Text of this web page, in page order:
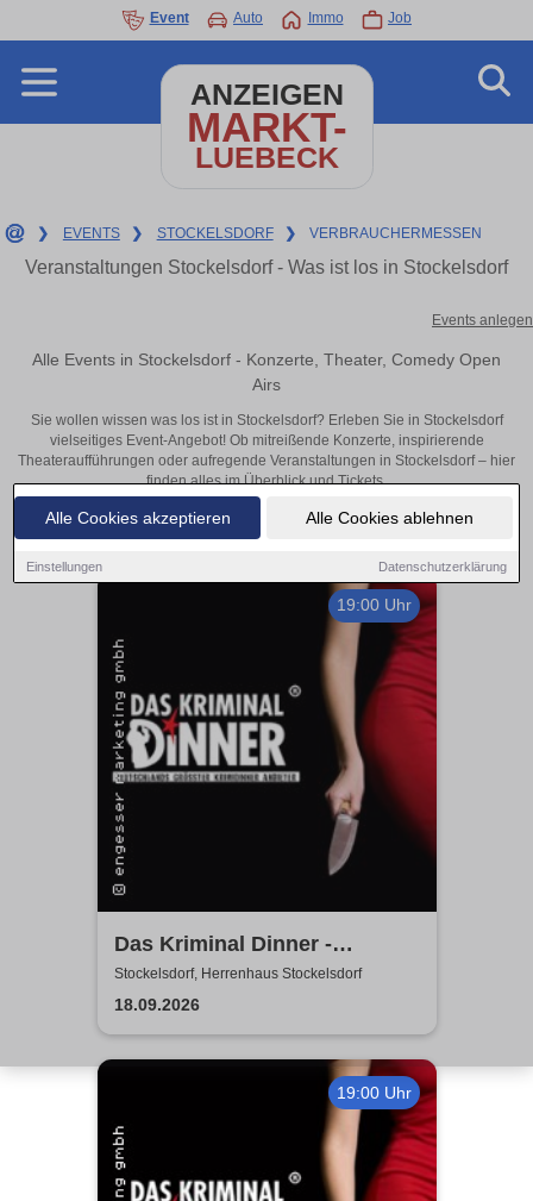
Alle Cookies akzeptieren Alle Cookies ablehnen
Einstellungen Datenschutzerklärung
Event Auto Immo Job
ANZEIGEN
MARKT-
LUEBECK
❯ EVENTS ❯ STOCKELSDORF ❯ VERBRAUCHERMESSEN
Veranstaltungen Stockelsdorf - Was ist los in Stockelsdorf
Events anlegen
Alle Events in Stockelsdorf - Konzerte, Theater, Comedy Open
Airs
Sie wollen wissen was los ist in Stockelsdorf? Erleben Sie in Stockelsdorf
vielseitiges Event-Angebot! Ob mitreißende Konzerte, inspirierende
Theateraufführungen oder aufregende Veranstaltungen in Stockelsdorf – hier
finden alles im Überblick und Tickets.
19:00 Uhr
Das Kriminal Dinner -
Hauptkommissar Schröder
ermittelt
Stockelsdorf, Herrenhaus Stockelsdorf
18.09.2026
19:00 Uhr